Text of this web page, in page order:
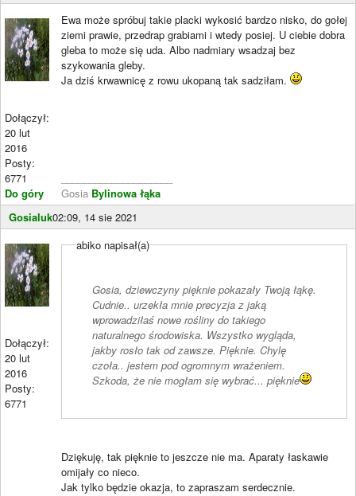
Dołączył:
20 lut
2016
Posty:
6771
Do góry
Ewa może spróbuj takie placki wykosić bardzo nisko, do gołej
ziemi prawie, przedrap grabiami i wtedy posiej. U ciebie dobra
gleba to może się uda. Albo nadmiary wsadzaj bez
szykowania gleby.
Ja dziś krwawnicę z rowu ukopaną tak sadziłam.
Gosia Bylinowa łąka
Gosialuk02:09, 14 sie 2021
Dołączył:
20 lut
2016
Posty:
6771
abiko napisał(a)
Gosia, dziewczyny pięknie pokazały Twoją łąkę.
Cudnie.. urzekła mnie precyzja z jaką
wprowadziłaś nowe rośliny do takiego
naturalnego środowiska. Wszystko wygląda,
jakby rosło tak od zawsze. Pięknie. Chylę
czoła.. jestem pod ogromnym wrażeniem.
Szkoda, że nie mogłam się wybrać... pięknie
Dziękuję, tak pięknie to jeszcze nie ma. Aparaty łaskawie
omijały co nieco.
Jak tylko będzie okazja, to zapraszam serdecznie.